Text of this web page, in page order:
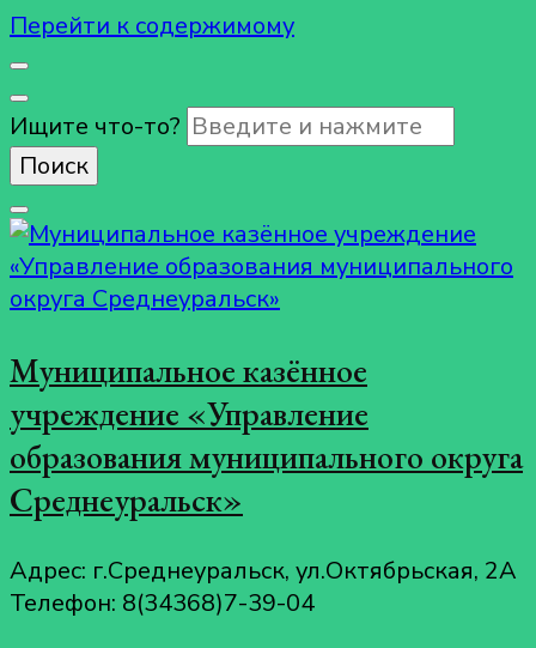
Перейти к содержимому
Ищите что-то?
Муниципальное казённое
учреждение «Управление
образования муниципального округа
Среднеуральск»
Адрес: г.Среднеуральск, ул.Октябрьская, 2А
Телефон: 8(34368)7-39-04